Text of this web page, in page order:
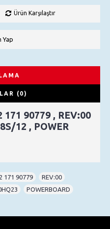
Ürün Karşılaştır
Yap
(0)
171 90779 , REV:00
12 , POWER
171 90779 REV:00
POWERBOARD